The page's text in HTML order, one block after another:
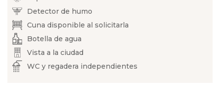
Detector de humo
Cuna disponible al solicitarla
Botella de agua
Vista a la ciudad
WC y regadera independientes